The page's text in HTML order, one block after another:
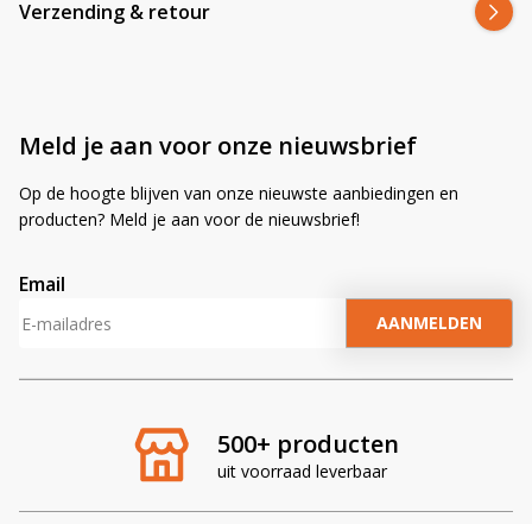
500+ producten
uit voorraad leverbaar
Verzending & retour
Meld je aan voor onze nieuwsbrief
Op de hoogte blijven van onze nieuwste aanbiedingen en
producten? Meld je aan voor de nieuwsbrief!
Email
A
t